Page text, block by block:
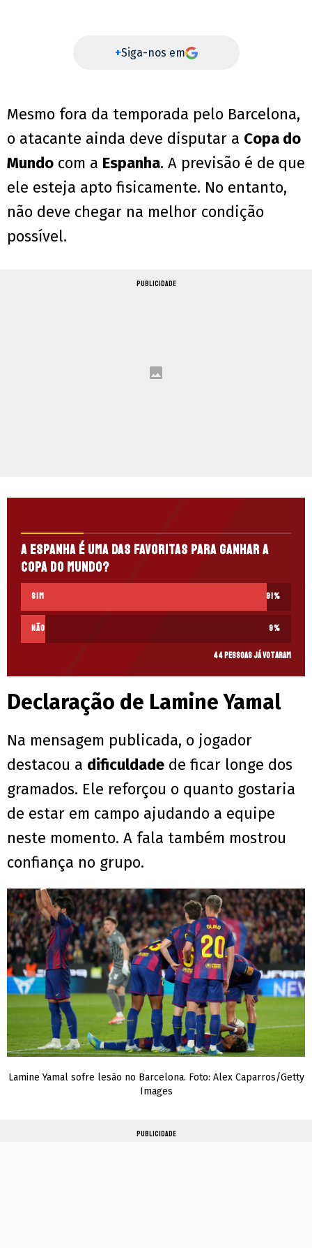
+Siga-nos em
Mesmo fora da temporada pelo Barcelona,
o atacante ainda deve disputar a Copa do
Mundo com a Espanha. A previsão é de que
ele esteja apto fisicamente. No entanto,
não deve chegar na melhor condição
possível.
PUBLICIDADE
A Espanha é uma das favoritas para ganhar a
Copa do Mundo?
Sim 91%
Não 9%
44 pessoas já votaram
Declaração de Lamine Yamal
Na mensagem publicada, o jogador
destacou a dificuldade de ficar longe dos
gramados. Ele reforçou o quanto gostaria
de estar em campo ajudando a equipe
neste momento. A fala também mostrou
confiança no grupo.
Lamine Yamal sofre lesão no Barcelona. Foto: Alex Caparros/Getty
Images
PUBLICIDADE